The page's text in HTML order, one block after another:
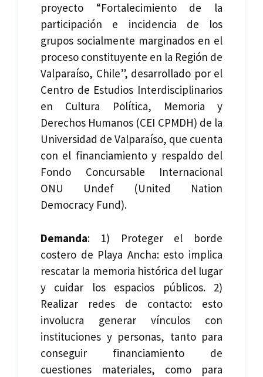
proyecto “Fortalecimiento de la
participación e incidencia de los
grupos socialmente marginados en el
proceso constituyente en la Región de
Valparaíso, Chile”, desarrollado por el
Centro de Estudios Interdisciplinarios
en Cultura Política, Memoria y
Derechos Humanos (CEI CPMDH) de la
Universidad de Valparaíso, que cuenta
con el financiamiento y respaldo del
Fondo Concursable Internacional
ONU Undef (United Nation
Democracy Fund).
Demanda: 1) Proteger el borde
costero de Playa Ancha: esto implica
rescatar la memoria histórica del lugar
y cuidar los espacios públicos. 2)
Realizar redes de contacto: esto
involucra generar vínculos con
instituciones y personas, tanto para
conseguir financiamiento de
cuestiones materiales, como para